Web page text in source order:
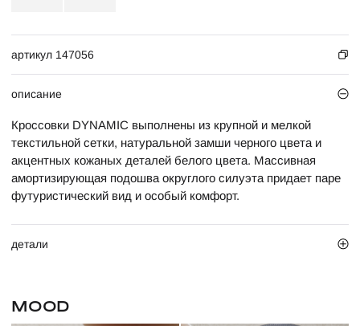
артикул 147056
описание
Кроссовки DYNAMIC выполнены из крупной и мелкой
текстильной сетки, натуральной замши черного цвета и
акцентных кожаных деталей белого цвета. Массивная
амортизирующая подошва округлого силуэта придает паре
футуристический вид и особый комфорт.
детали
MOOD